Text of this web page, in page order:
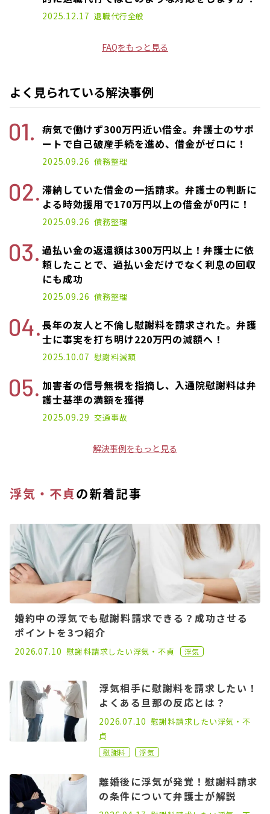
2025.12.17 退職代行全般
FAQをもっと見る
よく見られている解決事例
病気で働けず300万円近い借金。弁護士のサポ
ートで自己破産手続を進め、借金がゼロに！
2025.09.26 債務整理
滞納していた借金の一括請求。弁護士の判断に
よる時効援用で170万円以上の借金が0円に！
2025.09.26 債務整理
過払い金の返還額は300万円以上！弁護士に依
頼したことで、過払い金だけでなく利息の回収
にも成功
2025.09.26 債務整理
長年の友人と不倫し慰謝料を請求された。弁護
士に事実を打ち明け220万円の減額へ！
2025.10.07 慰謝料減額
加害者の信号無視を指摘し、入通院慰謝料は弁
護士基準の満額を獲得
2025.09.29 交通事故
解決事例をもっと見る
浮気・不貞の新着記事
婚約中の浮気でも慰謝料請求できる？成功させる
ポイントを3つ紹介
2022.11.30
2026.07.10 慰謝料請求したい浮気・不貞 浮気
浮気相手に慰謝料を請求したい！
よくある旦那の反応とは？
2023.11.08
2026.07.10 慰謝料請求したい浮気・不
貞
慰謝料 浮気
離婚後に浮気が発覚！慰謝料請求
の条件について弁護士が解説
2022.05.06